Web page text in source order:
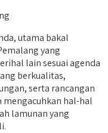
utama bakal
yang
lain sesuai agenda
berkualitas,
serta rancangan
hal-hal
lamunan yang